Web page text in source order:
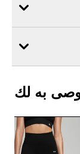
به لك